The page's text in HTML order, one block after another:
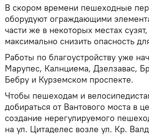
В скором времени пешеходные
оборудуют ограждающими
части же в некоторых местах
максимально снизить опасность
Работы по благоустройству уже
Марупес, Калнциема, Дзелзавас,
Бебру и Курземском проспекте.
Чтобы пешеходам и
добираться от Вантового моста в
создание нерегулируемого
на ул. Цитаделес возле ул. Кр.